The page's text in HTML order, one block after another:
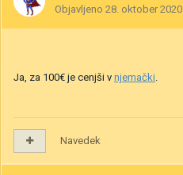
Objavljeno 28. oktober 2020
Ja, za 100€ je cenjši v njemački.
Navedek